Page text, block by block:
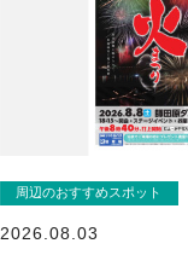
周辺のおすすめスポット
2026.08.03